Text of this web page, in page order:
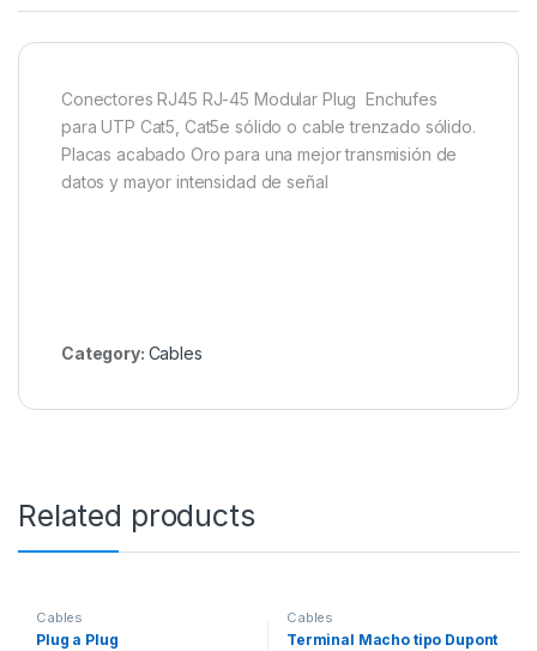
Conectores RJ45 RJ-45 Modular Plug Enchufes
para UTP Cat5, Cat5e sólido o cable trenzado sólido.
Placas acabado Oro para una mejor transmisión de
datos y mayor intensidad de señal
Category: Cables
Related products
Cables
Plug a Plug
Cables
Terminal Macho tipo Dupont